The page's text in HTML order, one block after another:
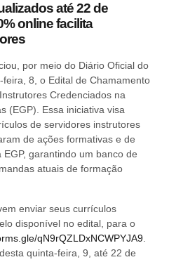
até 22 de
online facilita
por meio do Diário Oficial do
8, o Edital de Chamamento
Credenciados na
(EGP). Essa iniciativa visa
de servidores instrutores
de ações formativas e de
garantindo um banco de
atuais de formação
enviar seus currículos
disponível no edital, para o
qN9rQZLDxNCWPYJA9
quinta-feira, 9, até 22 de